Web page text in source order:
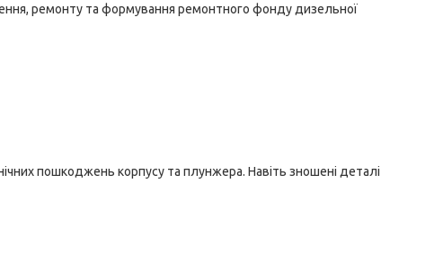
ремонту та формування ремонтного фонду дизельної
пошкоджень корпусу та плунжера. Навіть зношені деталі